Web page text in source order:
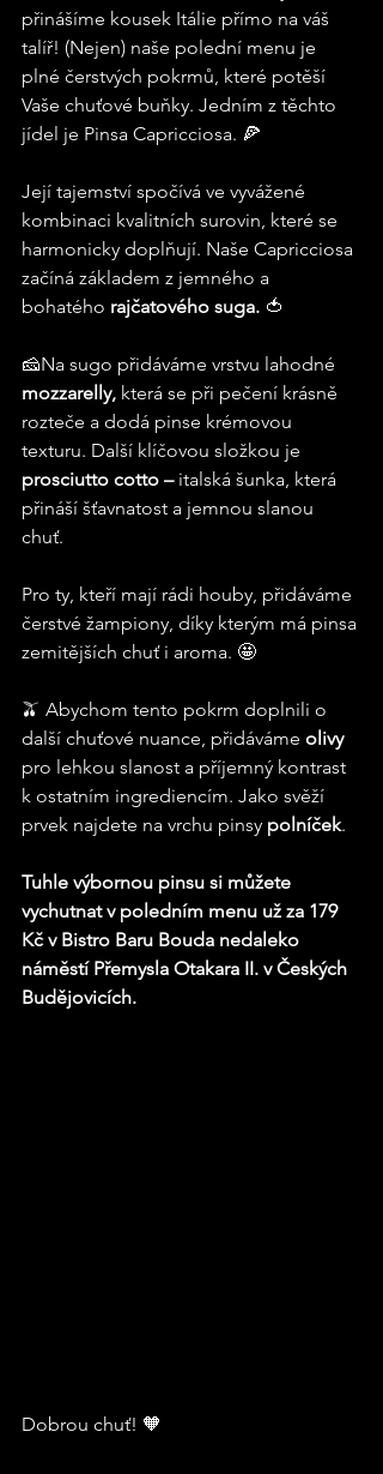
přinášíme kousek Itálie přímo na váš
talíř! (Nejen) naše polední menu je
plné čerstvých pokrmů, které potěší
Vaše chuťové buňky. Jedním z těchto
jídel je Pinsa Capricciosa. 🍕
Její tajemství spočívá ve vyvážené
kombinaci kvalitních surovin, které se
harmonicky doplňují. Naše Capricciosa
začíná základem z jemného a
bohatého rajčatového suga. 🍅
🧀Na sugo přidáváme vrstvu lahodné
mozzarelly, která se při pečení krásně
rozteče a dodá pinse krémovou
texturu. Další klíčovou složkou je
prosciutto cotto – italská šunka, která
přináší šťavnatost a jemnou slanou
chuť.
Pro ty, kteří mají rádi houby, přidáváme
čerstvé žampiony, díky kterým má pinsa
zemitějších chuť i aroma. 🤩
🫒 Abychom tento pokrm doplnili o
další chuťové nuance, přidáváme olivy
pro lehkou slanost a příjemný kontrast
k ostatním ingrediencím. Jako svěží
prvek najdete na vrchu pinsy polníček.
Tuhle výbornou pinsu si můžete
vychutnat v poledním menu už za 179
Kč v Bistro Baru Bouda nedaleko
náměstí Přemysla Otakara II. v Českých
Budějovicích.
Dobrou chuť! 🧡